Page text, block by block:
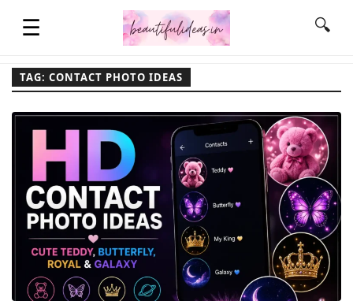
☰
QUOTES
LIFESTYLE
FASHION & STYLE
🔍
TAG: CONTACT PHOTO IDEAS